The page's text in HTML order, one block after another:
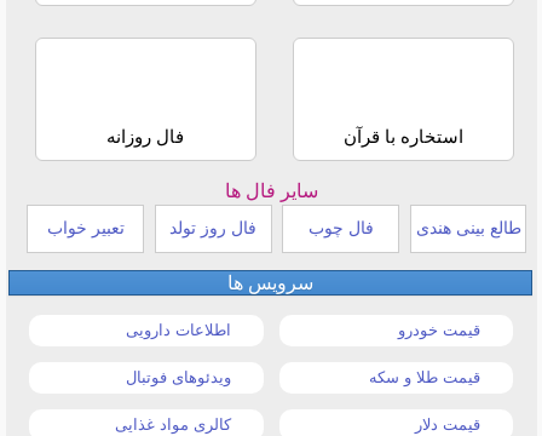
استخاره با قرآن فال روزانه
سایر فال ها
طالع بینی هندی فال چوب فال روز تولد تعبیر خواب
سرویس ها
قیمت خودرو اطلاعات دارویی
قیمت طلا و سکه ویدئوهای فوتبال
قیمت دلار کالری مواد غذایی